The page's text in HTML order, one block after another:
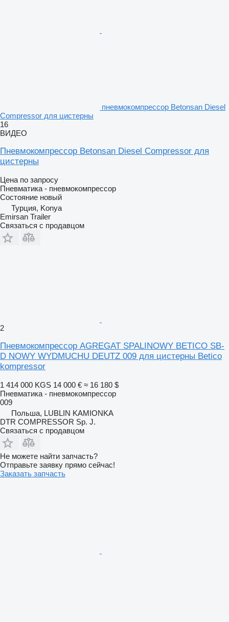
пневмокомпрессор Betonsan Diesel
Compressor для цистерны
16
ВИДЕО
Пневмокомпрессор Betonsan Diesel Compressor для
цистерны
Цена по запросу
Пневматика - пневмокомпрессор
Состояние новый
Турция, Konya
Emirsan Trailer
Связаться с продавцом
2
Пневмокомпрессор AGREGAT SPALINOWY BETICO SB-
D NOWY WYDMUCHU DEUTZ 009 для цистерны Betico
kompressor
1 414 000 KGS 14 000 € ≈ 16 180 $
Пневматика - пневмокомпрессор
009
Польша, LUBLIN KAMIONKA
DTR COMPRESSOR Sp. J.
Связаться с продавцом
Не можете найти запчасть?
Отправьте заявку прямо сейчас!
Заказать запчасть